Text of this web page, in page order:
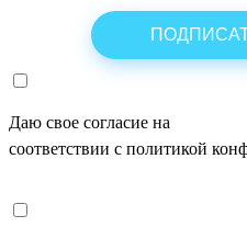
Даю свое согласие на
соответствии с политикой